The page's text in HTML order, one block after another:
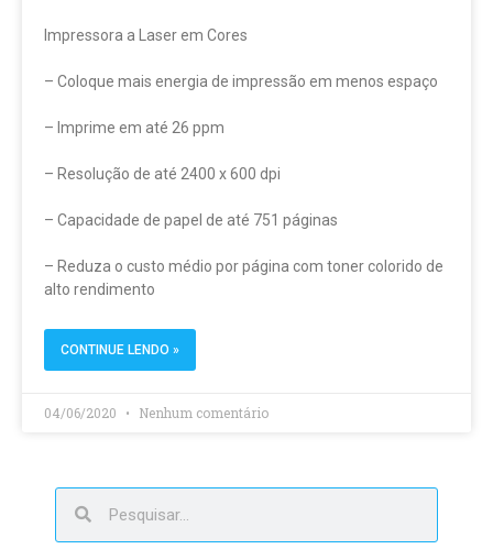
Impressora a Laser em Cores
– Coloque mais energia de impressão em menos espaço
– Imprime em até 26 ppm
– Resolução de até 2400 x 600 dpi
– Capacidade de papel de até 751 páginas
– Reduza o custo médio por página com toner colorido de
alto rendimento
CONTINUE LENDO »
04/06/2020 Nenhum comentário